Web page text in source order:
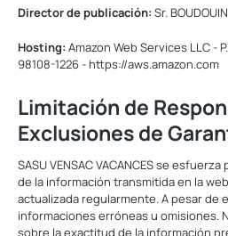
Director de publicación: Sr.
Hosting: Amazon Web Services LLC -
98108-1226 - https://aws.amazon.com
Limitación de
Exclusiones de
SASU VENSAC VACANCES se
de la información transmitida en la
actualizada regularmente. A pesar de
informaciones erróneas u omisiones.
sobre la exactitud de la información